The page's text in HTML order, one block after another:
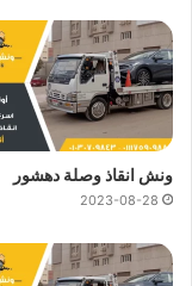
ونش انقاذ وصلة دهشور
2023-08-28